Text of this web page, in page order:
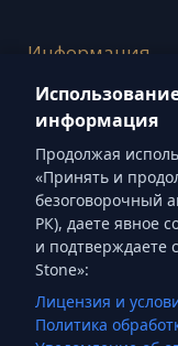
Информация
Кладбища
Социальные
Threads
Pinterest
информация
Продолжая
«Принять и
безоговорочный
РК), даете явное
и подтверждаете
Stone»:
Лицензия и
Политика